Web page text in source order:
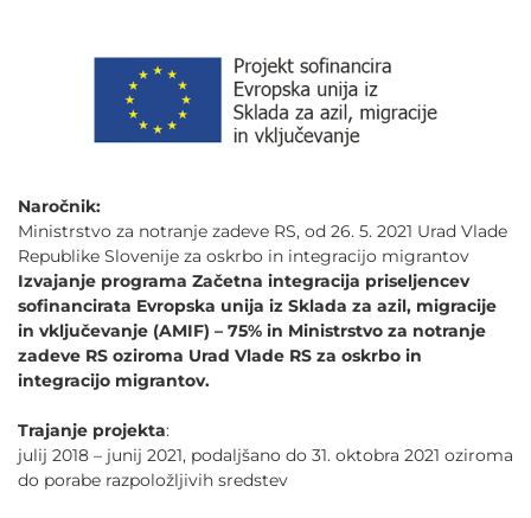
Naročnik:
Ministrstvo za notranje zadeve RS, od 26. 5. 2021 Urad Vlade
Republike Slovenije za oskrbo in integracijo migrantov
Izvajanje programa Začetna integracija priseljencev
sofinancirata Evropska unija iz Sklada za azil, migracije
in vključevanje (AMIF) – 75% in Ministrstvo za notranje
zadeve RS oziroma Urad Vlade RS za oskrbo in
integracijo migrantov.
Trajanje projekta:
julij 2018 – junij 2021, podaljšano do 31. oktobra 2021 oziroma
do porabe razpoložljivih sredstev